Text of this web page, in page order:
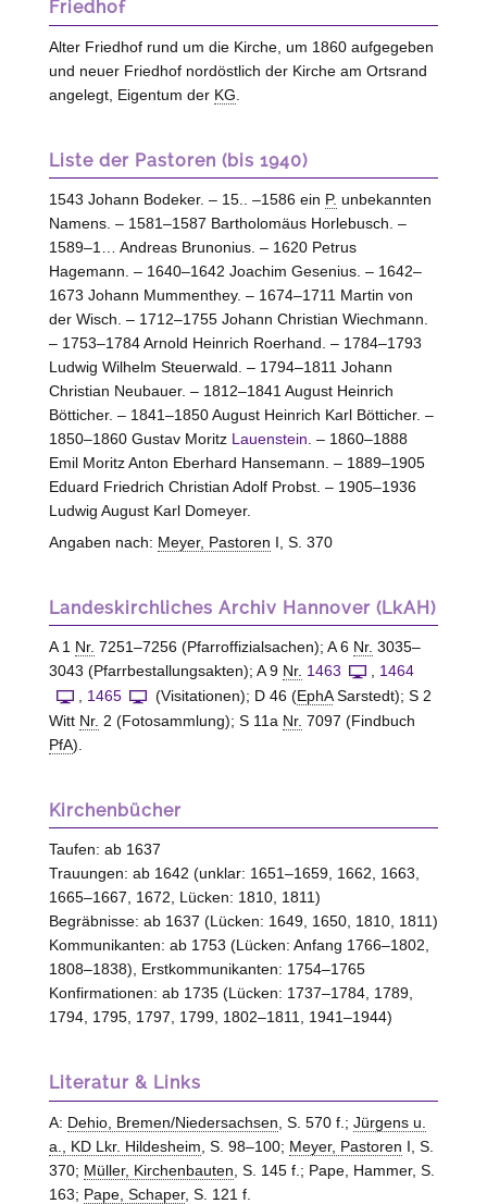
Friedhof
Alter Friedhof rund um die Kirche, um 1860 aufgegeben
und neuer Friedhof nordöstlich der Kirche am Ortsrand
angelegt, Eigentum der KG
Liste der Pastoren (bis 1940)
1543 Johann Bodeker. – 15.. –1586 ein P. unbekannten
Namens. – 1581–1587 Bartholomäus Horlebusch. –
1589–1… Andreas Brunonius. – 1620 Petrus
Hagemann. – 1640–1642 Joachim Gesenius. – 1642–
1673 Johann Mummenthey. – 1674–1711 Martin von
der Wisch. – 1712–1755 Johann Christian Wiechmann.
– 1753–1784 Arnold Heinrich Roerhand. – 1784–1793
Ludwig Wilhelm Steuerwald. – 1794–1811 Johann
Christian Neubauer. – 1812–1841 August Heinrich
Bötticher. – 1841–1850 August Heinrich Karl Bötticher. –
1850–1860 Gustav Moritz Lauenstein . – 1860–1888
Emil Moritz Anton Eberhard Hansemann. – 1889–1905
Eduard Friedrich Christian Adolf Probst. – 1905–1936
Ludwig August Karl Domeyer.
Angaben nach: Meyer, Pastoren I, S. 370
Landeskirchliches Archiv Hannover (LkAH)
A 1 Nr. 7251–7256 (Pfarroffizialsachen); A 6 Nr. 3035–
3043 (Pfarrbestallungsakten); A 9 Nr. 1463 , 1464
, 1465 (Visitationen); D 46 (EphA Sarstedt); S 2
Witt Nr. 2 (Fotosammlung); S 11a Nr. 7097 (Findbuch
PfA).
Kirchenbücher
Taufen: ab 1637
Trauungen: ab 1642 (unklar: 1651–1659, 1662, 1663,
1665–1667, 1672, Lücken: 1810, 1811)
Begräbnisse: ab 1637 (Lücken: 1649, 1650, 1810, 1811)
Kommunikanten: ab 1753 (Lücken: Anfang 1766–1802,
1808–1838), Erstkommunikanten: 1754–1765
Konfirmationen: ab 1735 (Lücken: 1737–1784, 1789,
1794, 1795, 1797, 1799, 1802–1811, 1941–1944)
Literatur & Links
A: Dehio, Bremen/Niedersachsen , S. 570 f.; Jürgens u.
a., KD Lkr. Hildesheim , S. 98–100; Meyer, Pastoren I, S.
370; Müller, Kirchenbauten , S. 145 f.; Pape, Hammer, S.
163; Pape, Schaper, S. 121 f.